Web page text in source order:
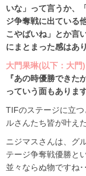
いな」って言うか、
ジ争奪戦に出ている
こやばいね」とか言
にまとまった感はあ
大門果琳(以下：大門)
『あの時優勝できた
っていう面もありま
TIFのステージに立
ルさんたち皆が叶え
ニジマスさんは、グ
テージ争奪戦優勝と
並々ならぬ物ですね･